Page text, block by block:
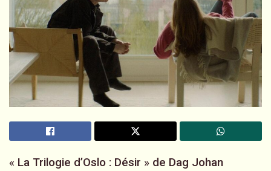
« La Trilogie d’Oslo : Désir » de Dag Johan